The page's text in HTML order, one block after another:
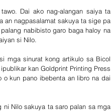
Dai ako nag-alangan saiya ta
an nagpasalamat sakuya ta sige pa
nabibisto garo baga haloy na
si Nilo.
mga sinurat kong artikulo sa Bicol
kan Goldprint Printing Press
kun pano ibebenta an libro na dai
ni Nilo sakuya ta saro palan sa mga